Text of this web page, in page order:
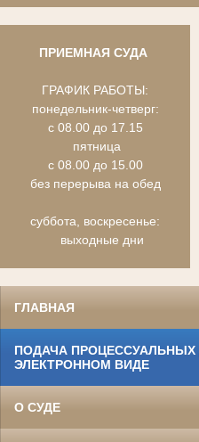
ПРИЕМНАЯ СУДА
ГРАФИК РАБОТЫ:
понедельник-четверг:
с 08.00 до 17.15
пятница
с 08.00 до 15.00
без перерыва на обед
суббота, воскресенье:
выходные дни
ГЛАВНАЯ
ПОДАЧА
ЭЛЕКТРОННОМ ВИДЕ
О СУДЕ